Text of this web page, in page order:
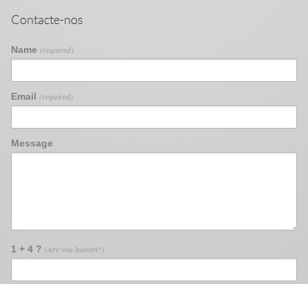
Contacte-nos
Name (required)
Email (required)
Message
1 + 4 ? (Are you human?)